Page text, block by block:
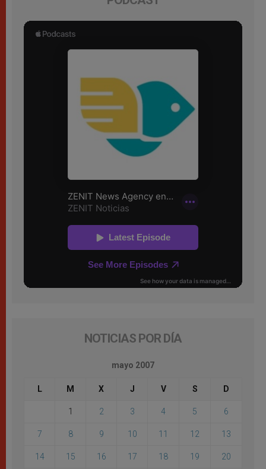
NOTICIAS POR DÍA
mayo 2007
L M X J V S D
1 2 3 4 5 6
7 8 9 10 11 12 13
14 15 16 17 18 19 20